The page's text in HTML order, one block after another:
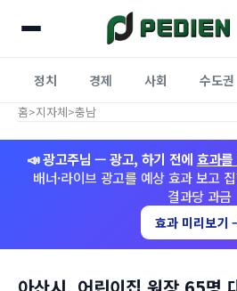
정치 경제 사회 수도권
홈>지자체>충남
📣 광고주님 — 광고, 하기 전에 효과를
배너·라이브 광고를 예상 효과 보고
결과당 과금
효과 미리보기